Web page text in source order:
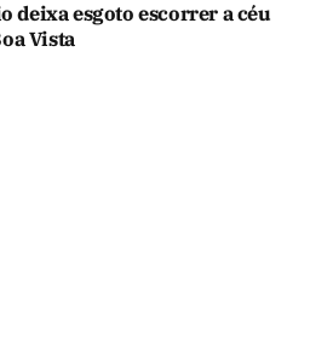
deixa esgoto escorrer a céu
Vista